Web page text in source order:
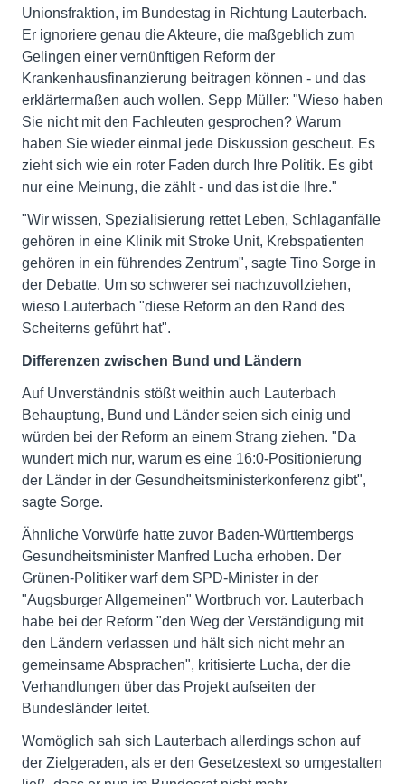
Unionsfraktion, im Bundestag in Richtung Lauterbach.
Er ignoriere genau die Akteure, die maßgeblich zum
Gelingen einer vernünftigen Reform der
Krankenhausfinanzierung beitragen können - und das
erklärtermaßen auch wollen. Sepp Müller: "Wieso haben
Sie nicht mit den Fachleuten gesprochen? Warum
haben Sie wieder einmal jede Diskussion gescheut. Es
zieht sich wie ein roter Faden durch Ihre Politik. Es gibt
nur eine Meinung, die zählt - und das ist die Ihre."
"Wir wissen, Spezialisierung rettet Leben, Schlaganfälle
gehören in eine Klinik mit Stroke Unit, Krebspatienten
gehören in ein führendes Zentrum", sagte Tino Sorge in
der Debatte. Um so schwerer sei nachzuvollziehen,
wieso Lauterbach "diese Reform an den Rand des
Scheiterns geführt hat".
Differenzen zwischen Bund und Ländern
Auf Unverständnis stößt weithin auch Lauterbach
Behauptung, Bund und Länder seien sich einig und
würden bei der Reform an einem Strang ziehen. "Da
wundert mich nur, warum es eine 16:0-Positionierung
der Länder in der Gesundheitsministerkonferenz gibt",
sagte Sorge.
Ähnliche Vorwürfe hatte zuvor Baden-Württembergs
Gesundheitsminister Manfred Lucha erhoben. Der
Grünen-Politiker warf dem SPD-Minister in der
"Augsburger Allgemeinen" Wortbruch vor. Lauterbach
habe bei der Reform "den Weg der Verständigung mit
den Ländern verlassen und hält sich nicht mehr an
gemeinsame Absprachen", kritisierte Lucha, der die
Verhandlungen über das Projekt aufseiten der
Bundesländer leitet.
Womöglich sah sich Lauterbach allerdings schon auf
der Zielgeraden, als er den Gesetzestext so umgestalten